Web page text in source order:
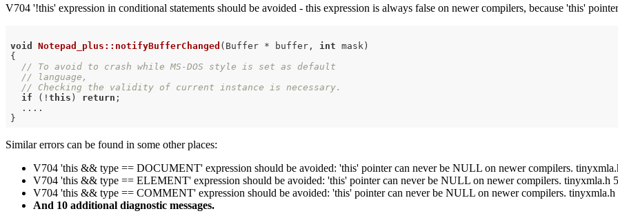
V704 '!this' expression in conditional statements should be avoided - this expression is always false on newer compilers, because 'this'
void Notepad_plus::notifyBufferChanged (Buffer * buffer, int mask)
{
// To avoid to crash while MS-DOS style is set as default
// language,
// Checking the validity of current instance is necessary.
if (! this ) return ;
  ....
Similar errors can be found in some other places:
V704 'this && type == DOCUMENT' expression should be avoided: 'this' pointer can never be NULL on newer compilers.
V704 'this && type == ELEMENT' expression should be avoided: 'this' pointer can never be NULL on newer compilers. tinyxmla.h
V704 'this && type == COMMENT' expression should be avoided: 'this' pointer can never be NULL on newer compilers. tinyxmla.h
And 10 additional diagnostic messages.